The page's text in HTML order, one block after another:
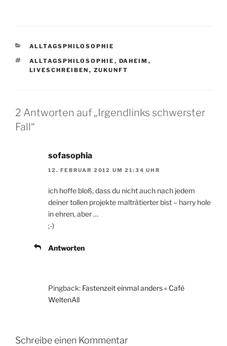
KATEGORIEN
ALLTAGSPHILOSOPHIE
SCHLAGWÖRTER
ALLTAGSPHILOSOPHIE , DAHEIM ,
LIVESCHREIBEN , ZUKUNFT
2 Antworten auf „Irgendlinks schwerster
Fall“
sofasophia
12. FEBRUAR 2012 UM 21:34 UHR
ich hoffe bloß, dass du nicht auch nach jedem
deiner tollen projekte malträtierter bist – harry hole
in ehren, aber …
;-)
Antworten
Pingback: Fastenzeit einmal anders « Café
WeltenAll
Schreibe einen Kommentar